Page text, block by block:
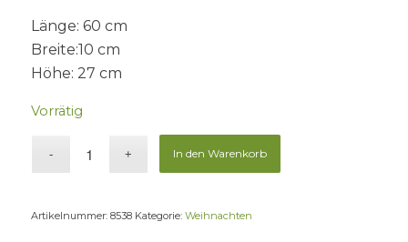
Länge: 60 cm
Breite:10 cm
Höhe: 27 cm
Vorrätig
In den Warenkorb
Artikelnummer: 8538 Kategorie: Weihnachten